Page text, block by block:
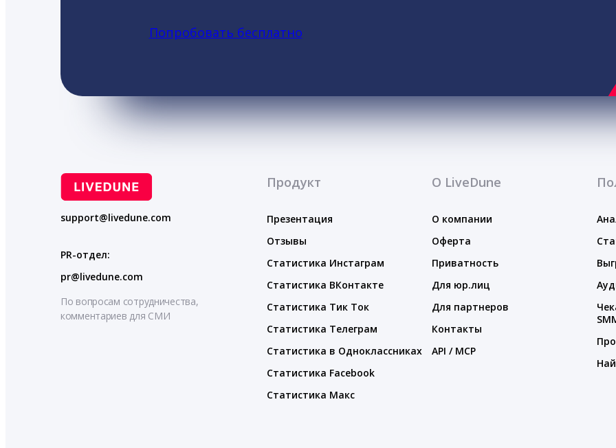
Попробовать бесплатно
support@livedune.com
PR-отдел:
pr@livedune.com
По вопросам сотрудничества,
комментариев для СМИ
Продукт
Презентация
Отзывы
Статистика Инстаграм
Статистика ВКонтакте
Статистика Тик Ток
Статистика Телеграм
Статистика в Одноклассниках
Статистика Facebook
Статистика Макс
О LiveDune
О компании
Оферта
Приватность
Для юр.лиц
Для партнеров
Контакты
API / MCP